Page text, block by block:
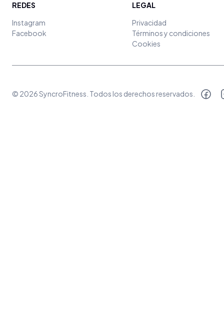
REDES
Instagram
Facebook
LEGAL
Privacidad
Términos y condiciones
Cookies
© 2026SyncroFitness . Todos los derechos reservados.